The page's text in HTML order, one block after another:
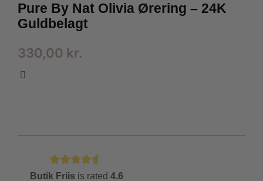
Pure By Nat Olivia Ørering – 24K
Guldbelagt
330,00 kr.
Butik Friis is rated 4.6